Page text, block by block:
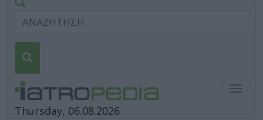
Thursday, 06.08.2026